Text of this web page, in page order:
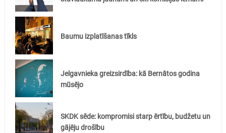
Baumu izplatīšanas tīkls
Jelgavnieka greizsirdība: kā Bernātos godina
mūsējo
SKDK sēde: kompromisi starp ērtību, budžetu un
gājēju drošību